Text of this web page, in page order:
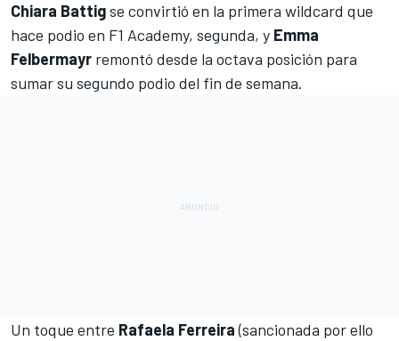
Chiara Battigse convirtió en la primera wildcard que
hace podio en F1 Academy, segunda, y Emma
Felbermayr remontó desde la octava posición para
sumar su segundo podio del fin de semana.
Un toque entre Rafaela Ferreira(sancionada por ello